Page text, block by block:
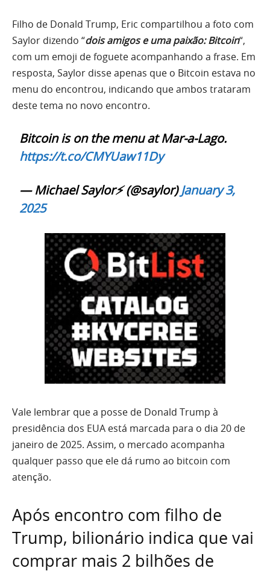
Filho de Donald Trump, Eric compartilhou a foto com
Saylor dizendo “dois amigos e uma paixão: Bitcoin“,
com um emoji de foguete acompanhando a frase. Em
resposta, Saylor disse apenas que o Bitcoin estava no
menu do encontrou, indicando que ambos trataram
deste tema no novo encontro.
Bitcoin is on the menu at Mar-a-Lago.
https://t.co/CMYUaw11Dy
— Michael Saylor⚡️ (@saylor)January 3,
2025
Vale lembrar que a posse de Donald Trump à
presidência dos EUA está marcada para o dia 20 de
janeiro de 2025. Assim, o mercado acompanha
qualquer passo que ele dá rumo ao bitcoin com
atenção.
Após encontro com filho de
Trump, bilionário indica que vai
comprar mais 2 bilhões de